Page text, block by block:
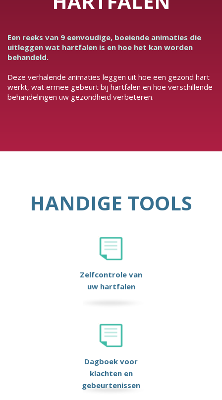
Een reeks van 9 eenvoudige, boeiende animaties die
uitleggen wat hartfalen is en hoe het kan worden
behandeld.
Deze verhalende animaties leggen uit hoe een gezond hart
werkt, wat ermee gebeurt bij hartfalen en hoe verschillende
behandelingen uw gezondheid verbeteren.
HANDIGE TOOLS
Zelfcontrole van
uw hartfalen
Dagboek voor
klachten en
gebeurtenissen